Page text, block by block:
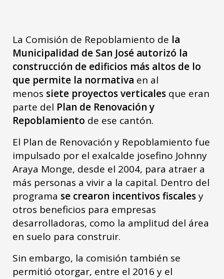
La Comisión de Repoblamiento de la
Municipalidad de San José autorizó la
construcción de edificios más altos de lo
que permite la normativa en al
menos siete proyectos verticales que eran
parte del Plan de Renovación y
Repoblamiento de ese cantón.
El Plan de Renovación y Repoblamiento fue
impulsado por el exalcalde josefino Johnny
Araya Monge, desde el 2004, para atraer a
más personas a vivir a la capital. Dentro del
programa se crearon incentivos fiscalesy
otros beneficios para empresas
desarrolladoras, como la amplitud del área
en suelo para construir.
Sin embargo, la comisión también se
permitió otorgar, entre el 2016 y el